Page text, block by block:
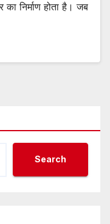
का निर्माण होता है। जब
Search